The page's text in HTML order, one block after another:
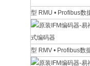
型 RMU • Profibus数
型 RMV • Profibus数